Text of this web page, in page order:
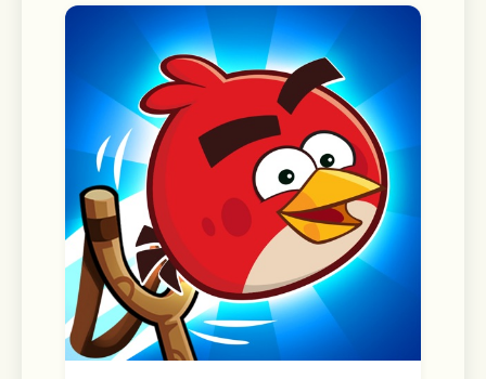
1.--订阅服务：
快手超粉团连续包月
2.--订阅价格：
金粉团：连续包月29.9元/月